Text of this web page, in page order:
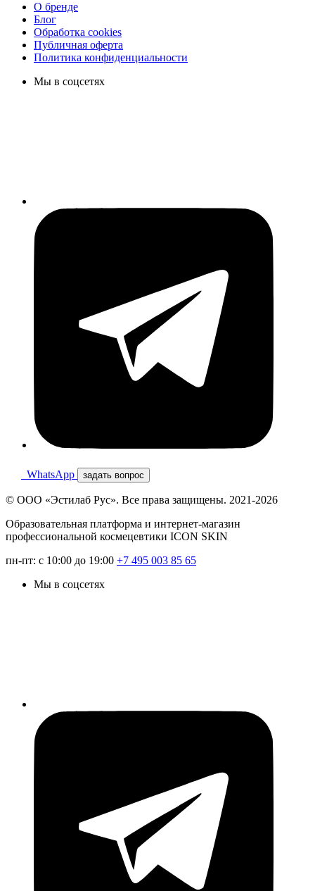
О бренде
Блог
Обработка cookies
Публичная оферта
Политика конфиденциальности
Мы в соцсетях
WhatsApp задать вопрос
© ООО «Эстилаб Рус». Все права защищены. 2021-2026
Образовательная платформа и интернет-магазин
профессиональной космецевтики ICON SKIN
пн-пт: с 10:00 до 19:00 +7 495 003 85 65
Мы в соцсетях